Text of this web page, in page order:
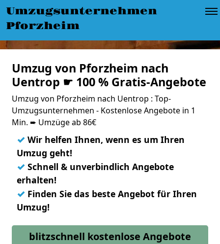
Umzugsunternehmen
Pforzheim
Umzug von Pforzheim nach
Uentrop ☛ 100 % Gratis-Angebote
Umzug von Pforzheim nach Uentrop : Top-
Umzugsunternehmen - Kostenlose Angebote in 1
Min. ➨ Umzüge ab 86€
✓ Wir helfen Ihnen, wenn es um Ihren
Umzug geht!
✓ Schnell & unverbindlich Angebote
erhalten!
✓ Finden Sie das beste Angebot für Ihren
Umzug!
blitzschnell kostenlose Angebote